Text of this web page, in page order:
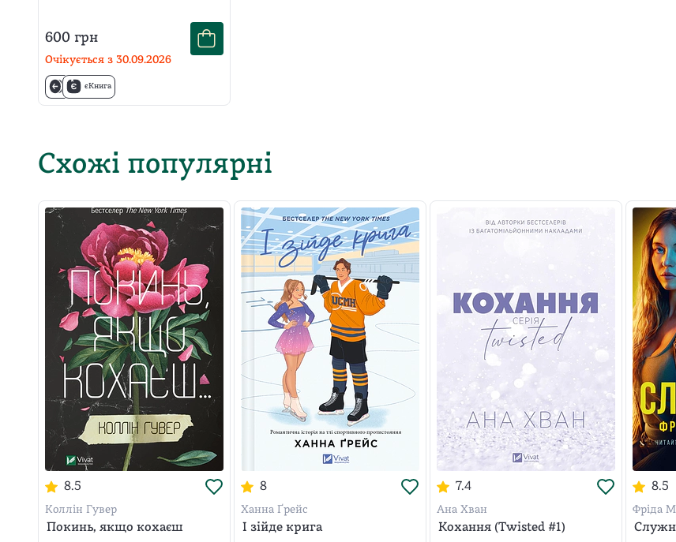
600 грн
Очікується з 30.09.2026
єКнига
Схожі популярні
8.5
Коллін Гувер
Покинь, якщо кохаєш
8
Ханна Ґрейс
І зійде крига
7.4
Ана Хван
Кохання (Twisted #1)
8.5
Фріда